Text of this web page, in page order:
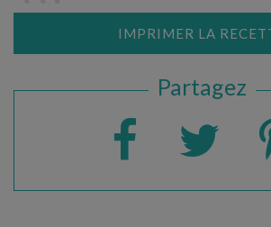
IMPRIMER LA
Partagez